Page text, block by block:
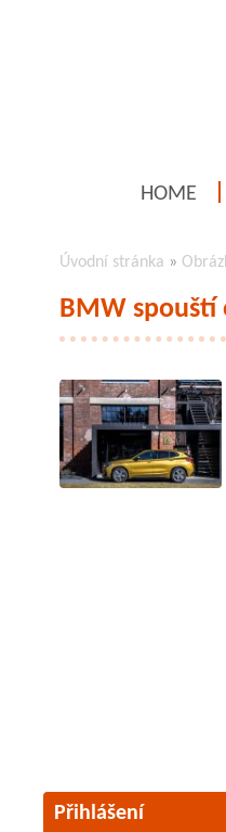
HOME
Úvodní stránka »
BMW spouští
Přihlášení